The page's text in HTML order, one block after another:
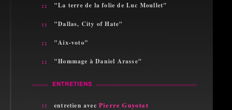
:: "La terre de la folie de Luc Moullet"
:: "Dallas, City of Hate"
:: "Aix-voto"
:: "Hommage à Daniel Arasse"
:: entretien avec Pierre Guyotat